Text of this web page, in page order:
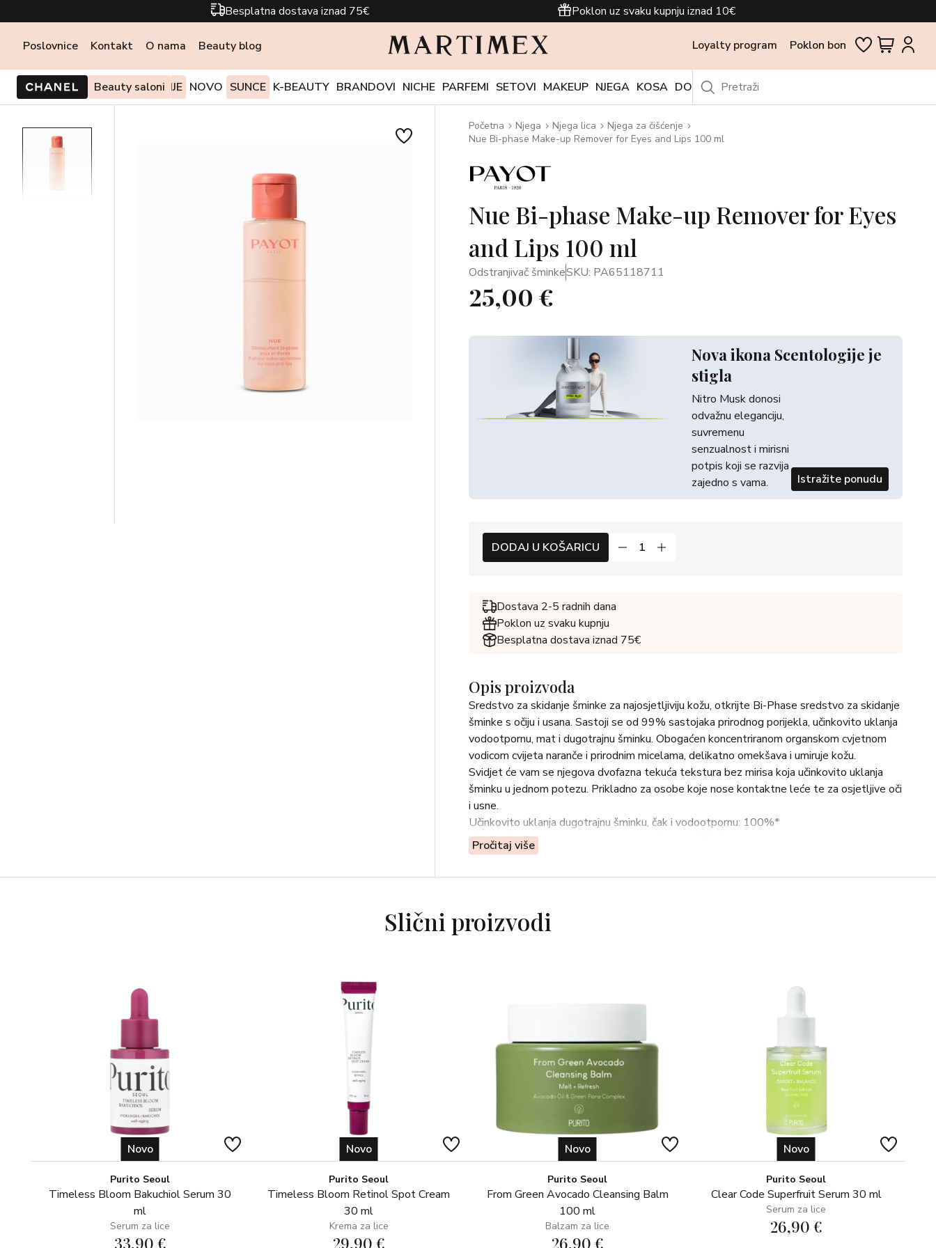
Besplatna dostava iznad 75€ Poklon uz svaku kupnju iznad 10€
Poslovnice Kontakt O nama Beauty blog Loyalty program Poklon bon
Beauty saloni
PONUDE I AKCIJE NOVO SUNCE K-BEAUTY BRANDOVI NICHE PARFEMI SETOVI MAKEUP NJEGA KOSA DODACI OUTLET
Početna Njega Njega lica
Njega za čišćenje
Nue Bi-phase Make-up Remover for Eyes and Lips 100 ml
Nue Bi-phase Make-up Remover for Eyes
and Lips 100 ml
Odstranjivač šminkeSKU: PA65118711
25,00 €
Nova ikona Scentologije je
stigla
Nitro Musk donosi
odvažnu eleganciju,
suvremenu
senzualnost i mirisni
potpis koji se razvija
zajedno s vama.
Istražite ponudu
DODAJ U KOŠARICU
Dostava 2-5 radnih dana
Poklon uz svaku kupnju
Besplatna dostava iznad 75€
Opis proizvoda
Sredstvo za skidanje šminke za najosjetljiviju kožu, otkrijte Bi-Phase sredstvo za skidanje
šminke s očiju i usana. Sastoji se od 99% sastojaka prirodnog porijekla, učinkovito uklanja
vodootpornu, mat i dugotrajnu šminku. Obogaćen koncentriranom organskom cvjetnom
vodicom cvijeta naranče i prirodnim micelama, delikatno omekšava i umiruje kožu.
Svidjet će vam se njegova dvofazna tekuća tekstura bez mirisa koja učinkovito uklanja
šminku u jednom potezu. Prikladno za osobe koje nose kontaktne leće te za osjetljive oči
i usne.
Učinkovito uklanja dugotrajnu šminku, čak i vodootpornu: 100%*
Uklanja šminku jednim pokretom bez trljanja: 100%*
Ne peče za oči i ne oštećuje trepavice: 100%*
Upute za upotrebu: Dobro protresti prije upotrebe. Stavite natopljenu blazinicu na svako
Pročitaj više
Slični proizvodi
Novo
Purito Seoul
Timeless Bloom Bakuchiol Serum 30
ml
Serum za lice
33,90 €
Novo
Purito Seoul
Timeless Bloom Retinol Spot Cream
30 ml
Krema za lice
29,90 €
Novo
Purito Seoul
From Green Avocado Cleansing Balm
100 ml
Balzam za lice
26,90 €
Novo
Purito Seoul
Clear Code Superfruit Serum 30 ml
Serum za lice
26,90 €